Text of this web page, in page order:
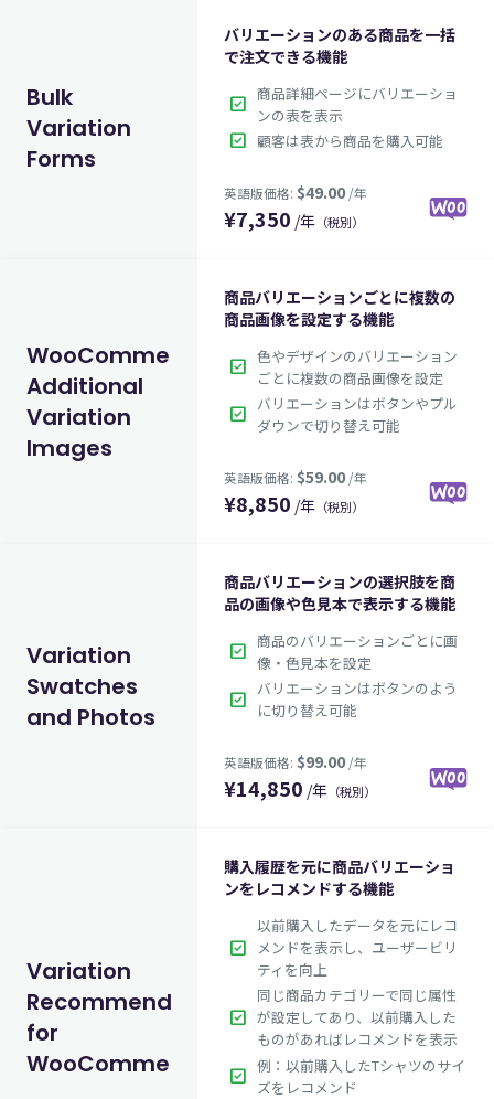
英語版価格: $49.00/年
Bulk
Variation
Forms
バリエーションのある商品を一括
で注文できる機能
check_box 商品詳細ページにバリエーショ
ンの表を表示
check_box 顧客は表から商品を購入可能
英語版価格: $49.00/年
¥7,350 /年 （税別）
WooCommerce
Additional
Variation
Images
商品バリエーションごとに複数の
商品画像を設定する機能
check_box 色やデザインのバリエーション
ごとに複数の商品画像を設定
check_box バリエーションはボタンやプル
ダウンで切り替え可能
英語版価格:
¥8,850 /年 （税別）
Variation
Swatches
and Photos
商品バリエーションの選択肢を商
品の画像や色見本で表示する機能
check_box 商品のバリエーションごとに画
像・色見本を設定
check_box バリエーションはボタンのよう
に切り替え可能
英語版価格:$99.00/年
¥14,850 /年 （税別）
Variation
Recommendation
for
WooCommerce
購入履歴を元に商品バリエーショ
ンをレコメンドする機能
check_box
以前購入したデータを元にレコ
メンドを表示し、ユーザービリ
ティを向上
check_box
同じ商品カテゴリーで同じ属性
が設定してあり、以前購入した
ものがあればレコメンドを表示
check_box 例：以前購入したTシャツのサイ
ズをレコメンド